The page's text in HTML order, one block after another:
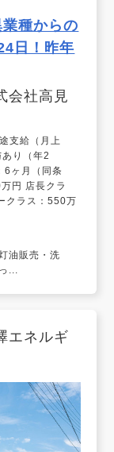
種からの
日！昨年
会社高見
支給（月上
り（年2
ヶ月（同条
円 店長クラ
クラス：550万
油販売・洗
...
エネルギ